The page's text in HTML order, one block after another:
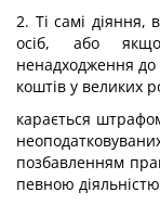
2. Ті самі
осіб, або
ненадходження
коштів у великих
карається
позбавленням
певною